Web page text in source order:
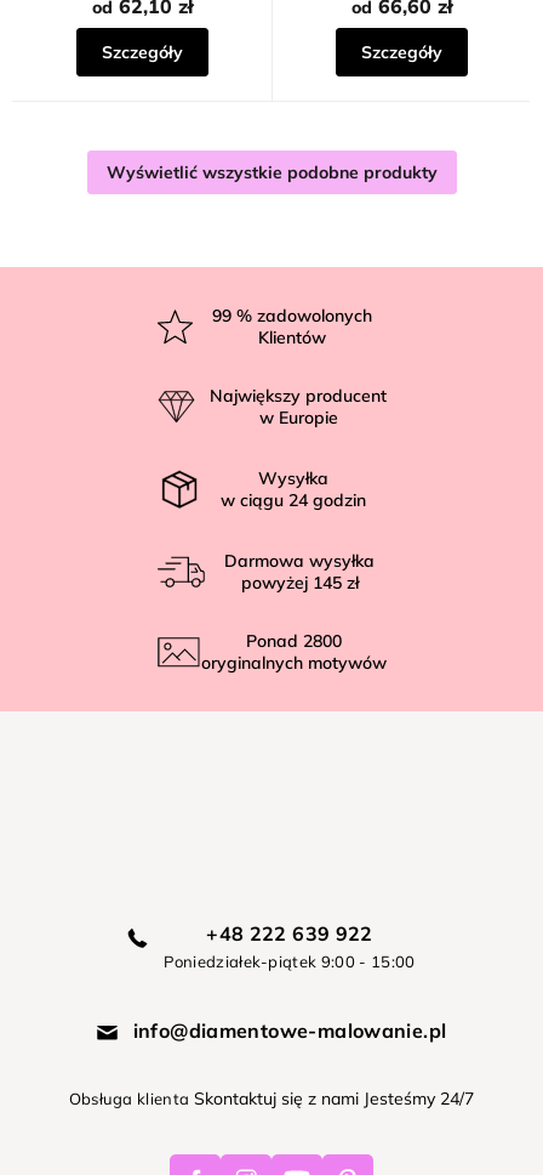
od 62,10 zł
Szczegóły
od 66,60 zł
Szczegóły
Wyświetlić wszystkie podobne produkty
99 % zadowolonych
Klientów
Największy producent
w Europie
Wysyłka
w ciągu 24 godzin
Darmowa wysyłka
powyżej 145 zł
Ponad 2800
oryginalnych motywów
+48 222 639 922
Poniedziałek-piątek 9:00 - 15:00
info@diamentowe-malowanie.pl
Obsługa klienta Skontaktuj się z nami Jesteśmy 24/7
FacebookInstagramYoutube Pinterest